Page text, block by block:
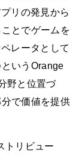
リの発見から
とでゲームを
レータとして
いうOrange
野と位置づ
で価値を提供
トリビュー